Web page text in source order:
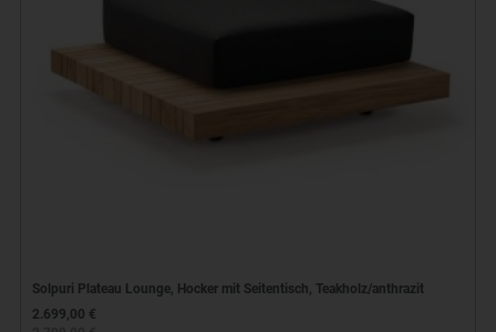
Solpuri Plateau Lounge, Hocker mit Seitentisch, Teakholz/anthrazit
2.699,00 €